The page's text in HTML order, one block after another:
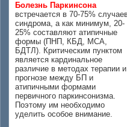
Болезнь Паркинсона
встречается в 70-75%
синдрома, а как минимум, 20-
25% составляют атипичные
формы (ПНП, КБД, МСА,
БДТЛ). Критическим пунктом
является кардинальное
различие в методах терапии и
прогнозе между БП и
атипичными формами
первичного паркинсонизма.
Поэтому им необходимо
уделить особое внимание.